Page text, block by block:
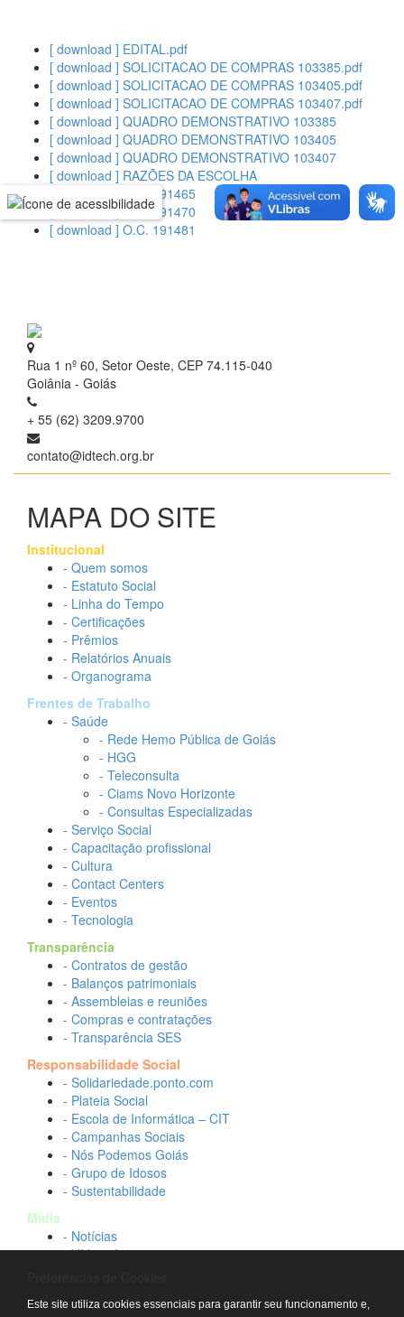
[ download ] EDITAL.pdf
[ download ] SOLICITACAO DE COMPRAS 103385.pdf
[ download ] SOLICITACAO DE COMPRAS 103405.pdf
[ download ] SOLICITACAO DE COMPRAS 103407.pdf
[ download ] QUADRO DEMONSTRATIVO 103385
[ download ] QUADRO DEMONSTRATIVO 103405
[ download ] QUADRO DEMONSTRATIVO 103407
[ download ] RAZÕES DA ESCOLHA
[ download ] O.C. 191465
[ download ] O.C. 191470
[ download ] O.C. 191481
Rua 1 nº 60, Setor Oeste, CEP 74.115-040
Goiânia - Goiás
+ 55 (62) 3209.9700
contato@idtech.org.br
MAPA DO SITE
Institucional
- Quem somos
- Estatuto Social
- Linha do Tempo
- Certificações
- Prêmios
- Relatórios Anuais
- Organograma
Frentes de Trabalho
- Saúde
- Rede Hemo Pública de Goiás
- HGG
- Teleconsulta
- Ciams Novo Horizonte
- Consultas Especializadas
- Serviço Social
- Capacitação profissional
- Cultura
- Contact Centers
- Eventos
- Tecnologia
Transparência
- Contratos de gestão
- Balanços patrimoniais
- Assembleias e reuniões
- Compras e contratações
- Transparência SES
Responsabilidade Social
- Solidariedade.ponto.com
- Plateia Social
- Escola de Informática – CIT
- Campanhas Sociais
- Nós Podemos Goiás
- Grupo de Idosos
- Sustentabilidade
Mídia
- Notícias
- Vídeos Institucionais
Contato
Este site utiliza cookies essenciais para garantir seu funcionamento e,